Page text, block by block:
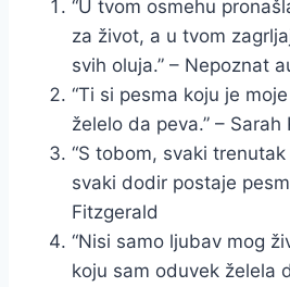
“U tvom osmehu
za život, a u tvom
svih oluja.” – Nepoznat
“Ti si pesma koju je
želelo da peva.” – Sarah
“S tobom, svaki
svaki dodir postaje
Fitzgerald
“Nisi samo ljubav mog
koju sam oduvek želela